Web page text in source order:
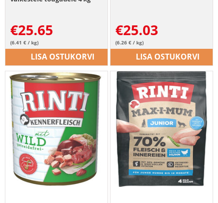
€25.65
(6.41 € / kg)
LISA OSTUKORVI
€25.03
(6.26 € / kg)
LISA OSTUKORVI